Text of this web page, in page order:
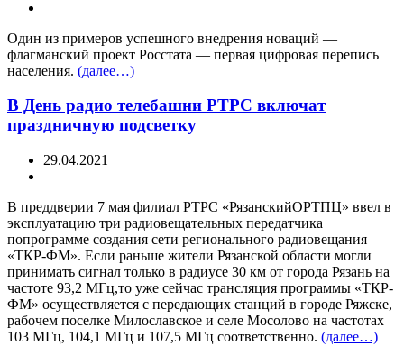
Один из примеров успешного внедрения новаций —
флагманский проект Росстата — первая цифровая перепись
населения. (далее…)
В День радио телебашни РТРС включат
праздничную подсветку
29.04.2021
В преддверии 7 мая филиал РТРС «РязанскийОРТПЦ» ввел в
эксплуатацию три радиовещательных передатчика
попрограмме создания сети регионального радиовещания
«ТКР-ФМ». Если раньше жители Рязанской области могли
принимать сигнал только в радиусе 30 км от города Рязань на
частоте 93,2 МГц,то уже сейчас трансляция программы «ТКР-
ФМ» осуществляется с передающих станций в городе Ряжске,
рабочем поселке Милославское и селе Мосолово на частотах
103 МГц, 104,1 МГц и 107,5 МГц соответственно. (далее…)